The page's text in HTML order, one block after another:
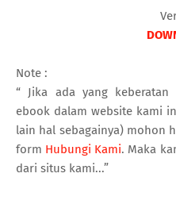
Note :
“ Jika ada yang
ebook dalam website kami
lain hal sebagainya) mohon
form Hubungi Kami. Maka
dari situs kami...”